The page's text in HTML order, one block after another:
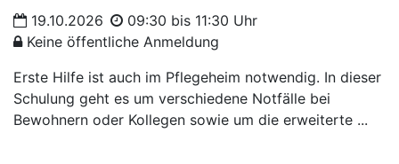
19.10.2026
09:30 bis 11:30 Uhr
Keine öffentliche Anmeldung
Erste Hilfe ist auch im Pflegeheim notwendig. In dieser
Schulung geht es um verschiedene Notfälle bei
Bewohnern oder Kollegen sowie um die erweiterte ...